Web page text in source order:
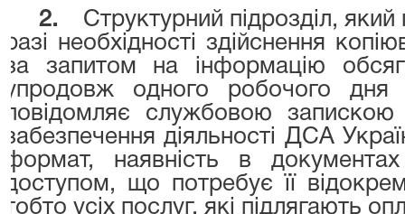
2.
Структурний підрозділ,
разі необхідності здійснення
за запитом на інформацію
упродовж одного робочого
повідомляє службовою запискою
забезпечення діяльності ДСА
формат, наявність в
доступом, що потребує її
тобто усіх послуг, які підлягають